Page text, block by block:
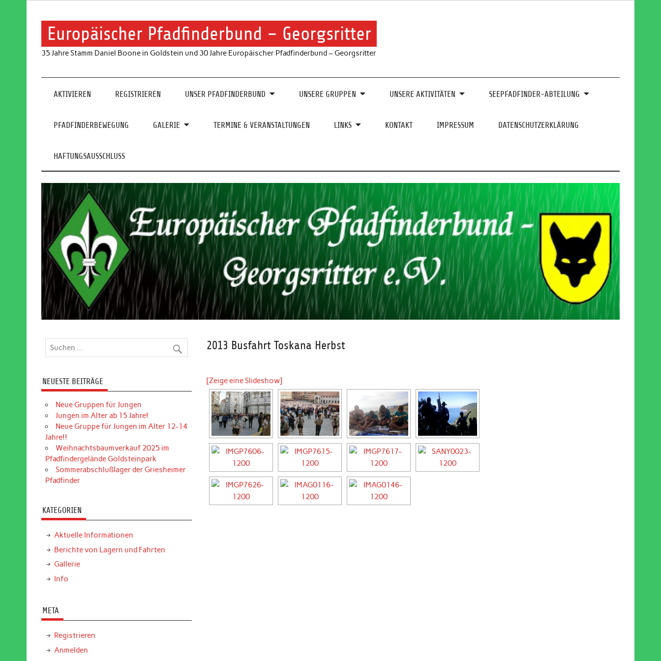
Europäischer Pfadfinderbund – Georgsritter
35 Jahre Stamm Daniel Boone in Goldstein und 30 Jahre Europäischer Pfadfinderbund – Georgsritter
AKTIVIEREN REGISTRIEREN UNSER PFADFINDERBUND UNSERE GRUPPEN UNSERE AKTIVITÄTEN SEEPFADFINDER-ABTEILUNG
PFADFINDERBEWEGUNG GALERIE TERMINE & VERANSTALTUNGEN LINKS KONTAKT IMPRESSUM DATENSCHUTZERKLÄRUNG
HAFTUNGSAUSSCHLUSS
2013 Busfahrt Toskana Herbst
[Zeige eine Slideshow]
NEUESTE BEITRÄGE
Neue Gruppen für Jungen
Jungen im Alter ab 15 Jahre!
Neue Gruppe für Jungen im Alter 12-14
Jahre!!
Weihnachtsbaumverkauf 2025 im
Pfadfindergelände Goldsteinpark
Sommerabschlußlager der Griesheimer
Pfadfinder
KATEGORIEN
Aktuelle Informationen
Berichte von Lagern und Fahrten
Gallerie
Info
META
Registrieren
Anmelden